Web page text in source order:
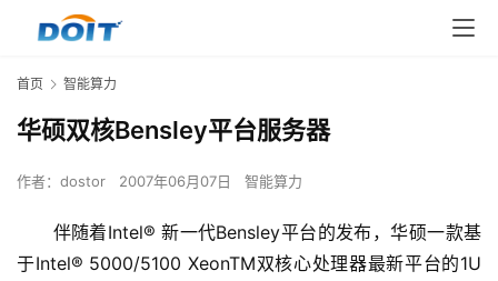
首页 智能算力
华硕双核Bensley平台服务器
作者： dostor 2007年06月07日 智能算力
伴随着Intel® 新一代Bensley平台的发布，华硕一款基
于Intel® 5000/5100 XeonTM双核心处理器最新平台的1U